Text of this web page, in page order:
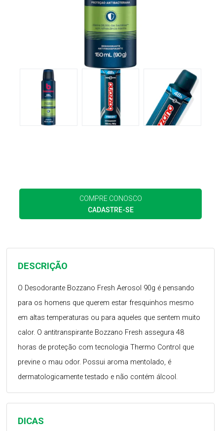
COMPRE CONOSCO
CADASTRE-SE
DICAS
DESCRIÇÃO
O Desodorante Bozzano Fresh Aerosol 90g é pensando
para os homens que querem estar fresquinhos mesmo
em altas temperaturas ou para aqueles que sentem muito
calor. O antitranspirante Bozzano Fresh assegura 48
horas de proteção com tecnologia Thermo Control que
previne o mau odor. Possui aroma mentolado, é
dermatologicamente testado e não contém álcool.